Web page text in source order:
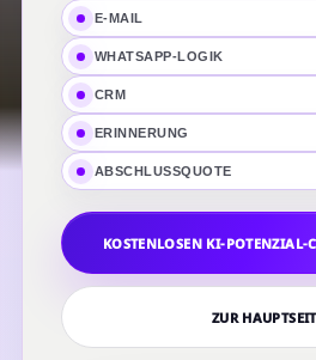
E-MAIL
WHATSAPP-LOGIK
CRM
ERINNERUNG
ABSCHLUSSQUOTE
KOSTENLOSEN KI-POTENZIAL-
ZUR